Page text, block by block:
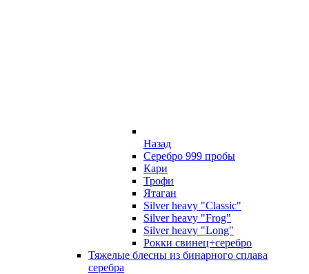
Назад
Серебро 999 пробы
Кари
Трофи
Ятаган
Silver heavy "Classic"
Silver heavy "Frog"
Silver heavy "Long"
Рокки свинец+серебро
Тяжелые блесны из бинарного сплава
серебра